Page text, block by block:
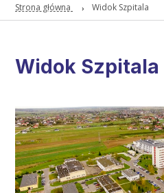
Strona główna Widok Szpitala
Widok Szpitala